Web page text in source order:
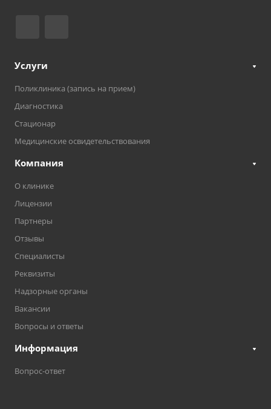
Услуги
Поликлиника (запись на прием)
Диагностика
Стационар
Медицинские освидетельствования
Компания
О клинике
Лицензии
Партнеры
Отзывы
Специалисты
Реквизиты
Надзорные органы
Вакансии
Вопросы и ответы
Информация
Вопрос-ответ